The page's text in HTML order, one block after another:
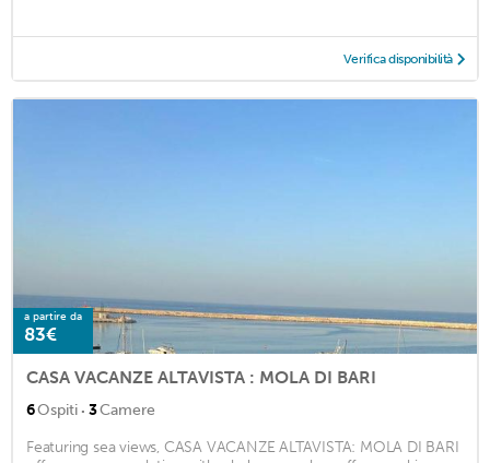
Verifica disponibilità
a partire da
83€
CASA VACANZE ALTAVISTA : MOLA DI BARI
6Ospiti · 3Camere
Featuring sea views, CASA VACANZE ALTAVISTA: MOLA DI BARI